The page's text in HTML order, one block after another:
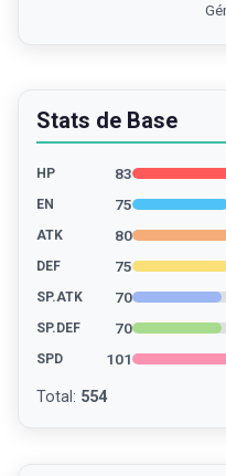
Stats de Base
HP 83
EN 75
ATK 80
DEF 75
SP.ATK 70
SP.DEF 70
SPD 101
Total : 554